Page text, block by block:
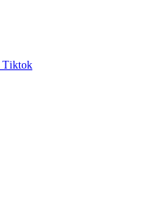
Tiktok